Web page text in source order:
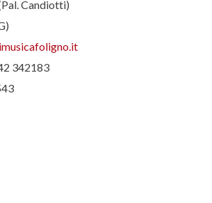
Candiotti)
342183